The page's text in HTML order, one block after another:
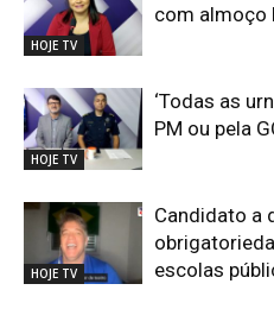
HOJE TV
com almoço
HOJE TV
‘Todas as
PM ou pela
HOJE TV
Candidato a
escolas